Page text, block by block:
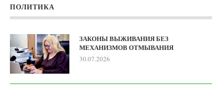
ПОЛИТИКА
ЗАКОНЫ ВЫЖИВАНИЯ БЕЗ
МЕХАНИЗМОВ ОТМЫВАНИЯ
30.07.2026